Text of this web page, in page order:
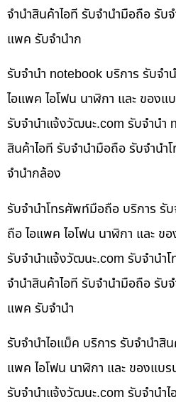
จำนำสินค้าไอที รับจำนำมือถือ รับ
แพค รับจำนำก
รับจำนำ notebook บริการ รับจำ
ไอแพค ไอโฟน นาฬิกา และ ของแ
รับจํานําแจ้งวัฒนะ.com รับจำนำ
สินค้าไอที รับจำนำมือถือ รับจำน
จำนำกล้อง
รับจำนำโทรศัพท์มือถือ บริการ รั
ถือ ไอแพค ไอโฟน นาฬิกา และ ข
รับจํานําแจ้งวัฒนะ.com รับจำนำ
จำนำสินค้าไอที รับจำนำมือถือ รับ
แพค รับจำนำ
รับจำนำไอแม็ค บริการ รับจำนำสิ
แพค ไอโฟน นาฬิกา และ ของแบ
รับจํานําแจ้งวัฒนะ.com รับจำนำ